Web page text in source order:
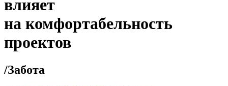
влияет
на комфортабельность
проектов
/Забота